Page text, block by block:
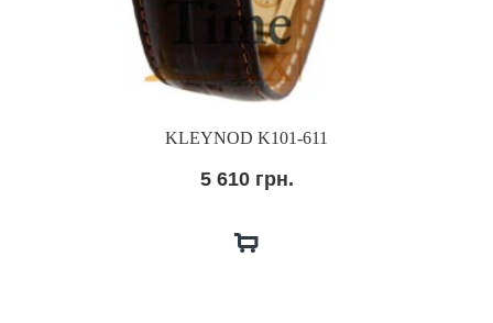
KLEYNOD K101-611
5 610 грн.